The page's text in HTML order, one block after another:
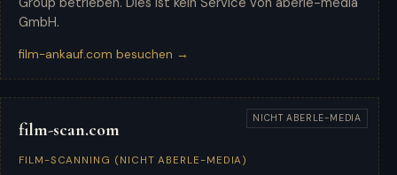
GmbH.
film-ankauf.com besuchen →
film-scan.com
FILM-SCANNING (NICHT ABERLE-MEDIA)
NICHT ABERLE-MEDIA